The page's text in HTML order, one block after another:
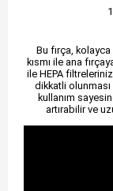
Bu fırça, kolayca
kısmı ile ana
ile HEPA
dikkatli
kullanım
artırabilir ve